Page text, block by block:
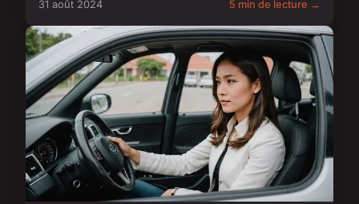
31 août 2024 5 min de lecture →